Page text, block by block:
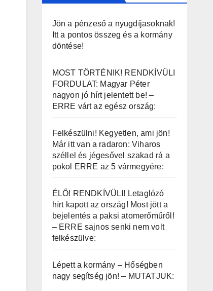
Jön a pénzeső a nyugdíjasoknak!
Itt a pontos összeg és a kormány
döntése!
MOST TÖRTÉNIK! RENDKÍVÜLI
FORDULAT: Magyar Péter
nagyon jó hírt jelentett be! –
ERRE várt az egész ország:
Felkészülni! Kegyetlen, ami jön!
Már itt van a radaron: Viharos
széllel és jégesővel szakad rá a
pokol ERRE az 5 vármegyére:
ÉLŐ! RENDKÍVÜLI! Letaglózó
hírt kapott az ország! Most jött a
bejelentés a paksi atomerőműről!
– ERRE sajnos senki nem volt
felkészülve:
Lépett a kormány – Hőségben
nagy segítség jön! – MUTATJUK: